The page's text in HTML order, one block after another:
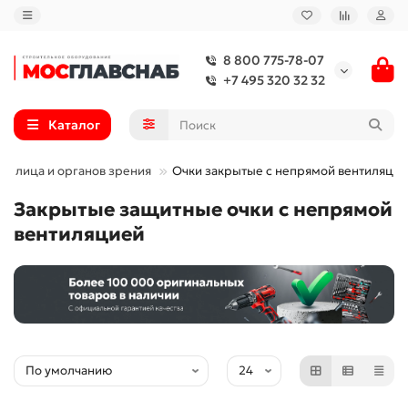
8 800 775-78-07
+7 495 320 32 32
Каталог
лица и органов зрения Очки закрытые с непрямой
Закрытые защитные очки с непрямой
вентиляцией